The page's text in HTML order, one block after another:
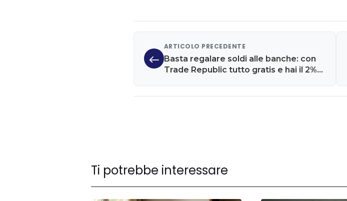
ARTICOLO PRECEDENTE
Basta regalare soldi alle banche: con
Trade Republic tutto gratis e hai il 2%
Ti potrebbe interessare